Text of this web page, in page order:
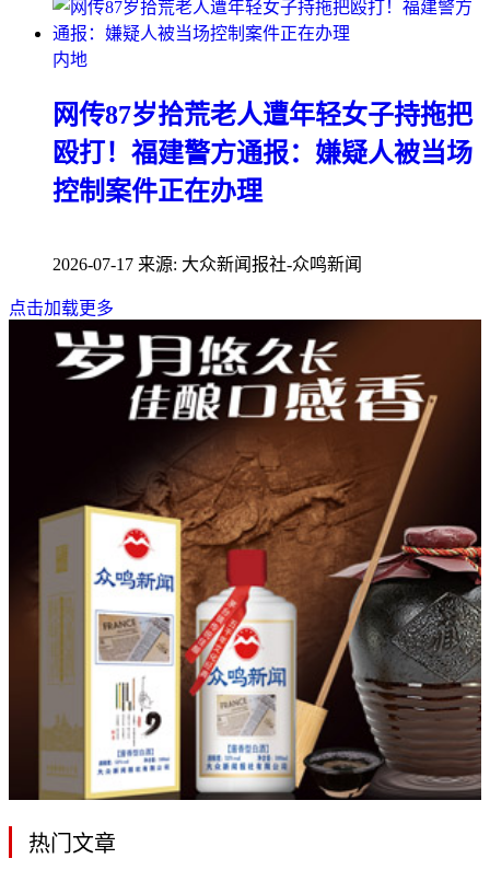
内地
网传87岁拾荒老人遭年轻女子持拖把
殴打！福建警方通报：嫌疑人被当场
控制案件正在办理
2026-07-17 来源: 大众新闻报社-众鸣新闻
点击加载更多
热门文章